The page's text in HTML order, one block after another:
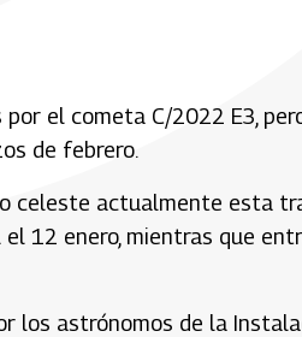
el cometa C/2022 E3,
de febrero.
celeste actualmente esta
12 enero, mientras que
los astrónomos de la